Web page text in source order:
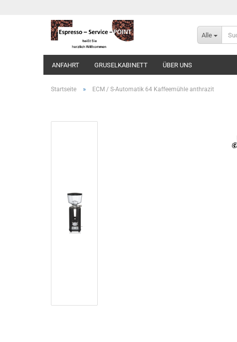
Alle
ANFAHRT GRUSELKABINETT ÜBER UNS
Startseite » ECM / S-Automatik 64 Kaffeemühle anthrazit